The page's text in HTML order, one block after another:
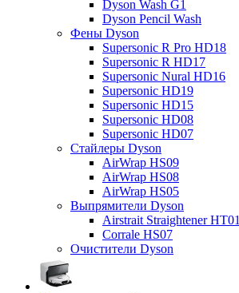
Dyson Wash G1
Dyson Pencil Wash
Фены Dyson
Supersonic R Pro HD18
Supersonic R HD17
Supersonic Nural HD16
Supersonic HD19
Supersonic HD15
Supersonic HD08
Supersonic HD07
Стайлеры Dyson
AirWrap HS09
AirWrap HS08
AirWrap HS05
Выпрямители Dyson
Airstrait Straightener HT01
Corrale HS07
Очистители Dyson